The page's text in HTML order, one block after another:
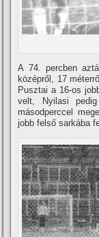
A 74. percben
középről, 17
Pusztai a 16-os
velt, Nyilasi
másodperccel
jobb felső sarkába